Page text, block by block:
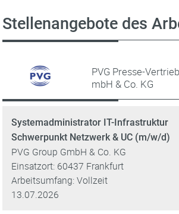
Stellenangebote des
PVG Presse-
mbH & Co. KG
Systemadministrator IT-Infrastruktur
Schwerpunkt Netzwerk & UC (m/w/d)
PVG Group GmbH & Co. KG
Einsatzort: 60437 Frankfurt
Arbeitsumfang: Vollzeit
13.07.2026